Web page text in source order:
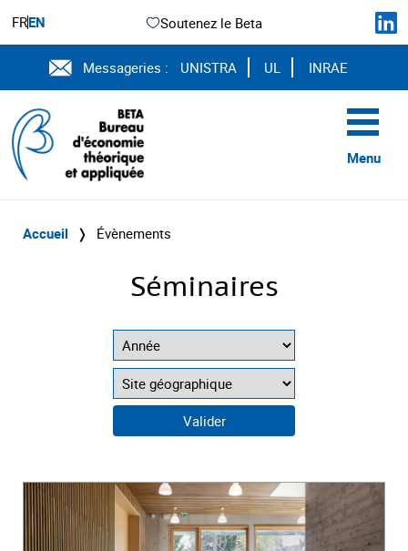
FREN Soutenez le Beta
Messageries : UNISTRA UL INRAE
Menu
Accueil ❭ Évènements
Séminaires